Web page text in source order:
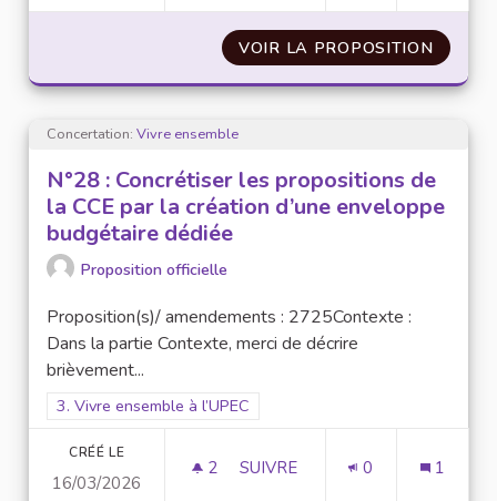
VOIR LA PROPOSITION N°29
Concertation: Vivre ensemble
N°28 : Concrétiser les propositions de
la CCE par la création d’une enveloppe
budgétaire dédiée
Proposition officielle
Proposition(s)/ amendements : 2725Contexte :
Dans la partie Contexte, merci de décrire
brièvement...
Filtrer les résultats pour le secteur : 3. Vivre ensemble à
3. Vivre ensemble à l’UPEC
CRÉÉ LE
16/03/2026
2 2 ABONNÉS
SUIVRE 0 1